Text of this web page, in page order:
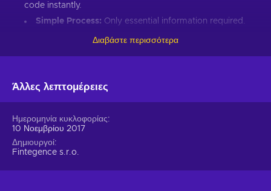
code instantly.
Simple Process: Only essential information required.
Introduce loved ones to Ethereum’s world.
Set up an Ethereum-compatible wallet.
Input your ETH voucher code.
Provide your email for confirmation.
Choose Ethereum (ETH).
Διαβάστε περισσότερα
Άλλες λεπτομέρειες
Ημερομηνία κυκλοφορίας
10 Νοεμβρίου 2017
Δημιουργοί
Fintegence s.r.o.